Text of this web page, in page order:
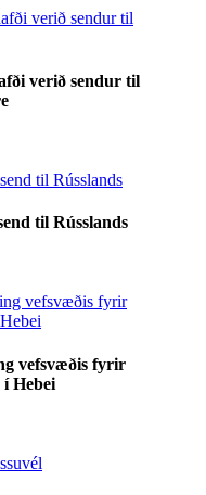
verið sendur til
til Rússlands
vefsvæðis fyrir
Hebei